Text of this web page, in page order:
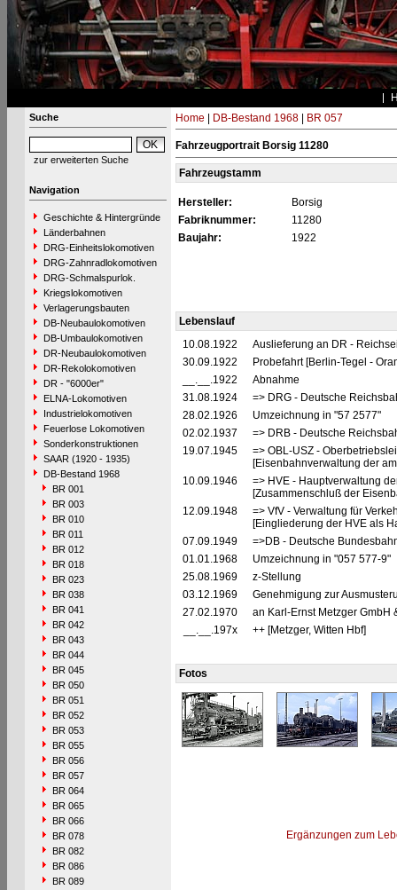
Suche
zur erweiterten Suche
Navigation
Geschichte & Hintergründe
Länderbahnen
DRG-Einheitslokomotiven
DRG-Zahnradlokomotiven
DRG-Schmalspurlok.
Kriegslokomotiven
Verlagerungsbauten
DB-Neubaulokomotiven
DB-Umbaulokomotiven
DR-Neubaulokomotiven
DR-Rekolokomotiven
DR - "6000er"
ELNA-Lokomotiven
Industrielokomotiven
Feuerlose Lokomotiven
Sonderkonstruktionen
SAAR (1920 - 1935)
DB-Bestand 1968
BR 001
BR 003
BR 010
BR 011
BR 012
BR 018
BR 023
BR 038
BR 041
BR 042
BR 043
BR 044
BR 045
BR 050
BR 051
BR 052
BR 053
BR 055
BR 056
BR 057
BR 064
BR 065
BR 066
BR 078
BR 082
BR 086
BR 089
Home DB-Bestand 1968| BR 057
Fahrzeugportrait Borsig 11280
Fahrzeugstamm
Hersteller:
Borsig
Fabriknummer:
11280
Baujahr:
1922
Lebenslauf
10.08.1922
Auslieferung an DR -
30.09.1922
Probefahrt [Berlin-Tegel -
__.__.1922
Abnahme
31.08.1924
=> DRG - Deutsche
28.02.1926
Umzeichnung in "57 2577"
02.02.1937
=> DRB - Deutsche
19.07.1945
=> OBL-USZ -
[Eisenbahnverwaltung der
10.09.1946
=> HVE - Hauptverwaltung
[Zusammenschluß der
12.09.1948
=> VfV - Verwaltung für
[Eingliederung der HVE als
07.09.1949
=>DB - Deutsche
01.01.1968
Umzeichnung in "057 577-9"
25.08.1969
z-Stellung
03.12.1969
Genehmigung zur
27.02.1970
an Karl-Ernst Metzger GmbH
__.__.197x
++ [Metzger, Witten Hbf]
Fotos
Ergänzungen zum